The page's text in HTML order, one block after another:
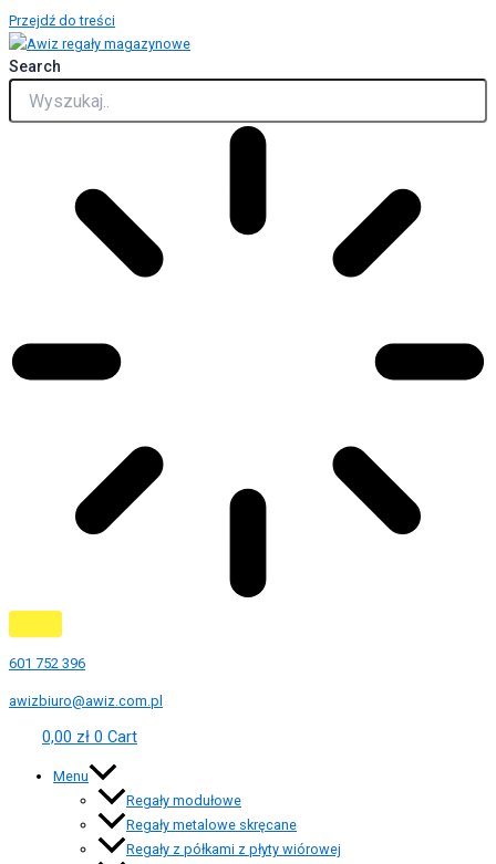
Przejdź do treści
Search
601 752 396
awizbiuro@awiz.com.pl
0,00 zł 0 Cart
Menu
Regały modułowe
Regały metalowe skręcane
Regały z półkami z płyty wiórowej